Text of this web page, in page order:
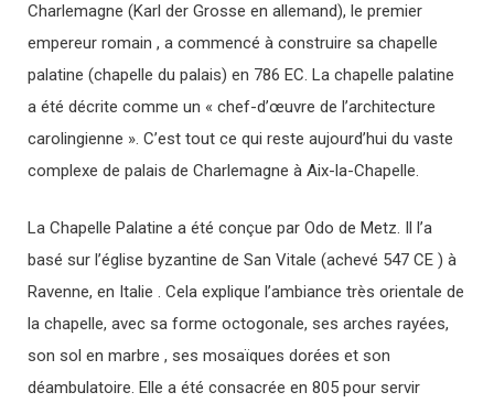
Charlemagne (Karl der Grosse en allemand), le premier
empereur romain , a commencé à construire sa chapelle
palatine (chapelle du palais) en 786 EC. La chapelle palatine
a été décrite comme un « chef-d’œuvre de l’architecture
carolingienne ». C’est tout ce qui reste aujourd’hui du vaste
complexe de palais de Charlemagne à Aix-la-Chapelle.
La Chapelle Palatine a été conçue par Odo de Metz. Il l’a
basé sur l’église byzantine de San Vitale (achevé 547 CE ) à
Ravenne, en Italie . Cela explique l’ambiance très orientale de
la chapelle, avec sa forme octogonale, ses arches rayées,
son sol en marbre , ses mosaïques dorées et son
déambulatoire. Elle a été consacrée en 805 pour servir